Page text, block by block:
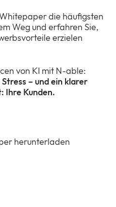
die häufigsten
Weg und erfahren Sie,
erzielen
von KI mit N-able:
– und ein klarer
Ihre Kunden.
herunterladen